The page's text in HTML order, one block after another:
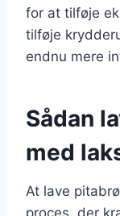
for at tilføje
tilføje
endnu mere
Sådan
med
At lave
proces, der